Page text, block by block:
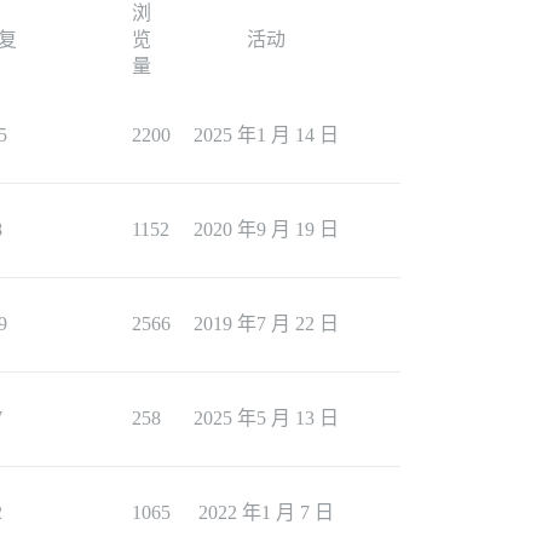
浏
览
量
活动
2200 2025 年1 月 14 日
1152 2020 年9 月 19 日
2566 2019 年7 月 22 日
258 2025 年5 月 13 日
1065 2022 年1 月 7 日